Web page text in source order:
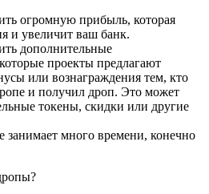
огромную прибыль, которая
и увеличит ваш банк.
дополнительные
проекты предлагают
или вознаграждения тем, кто
и получил дроп. Это может
токены, скидки или другие
занимает много времени, конечно